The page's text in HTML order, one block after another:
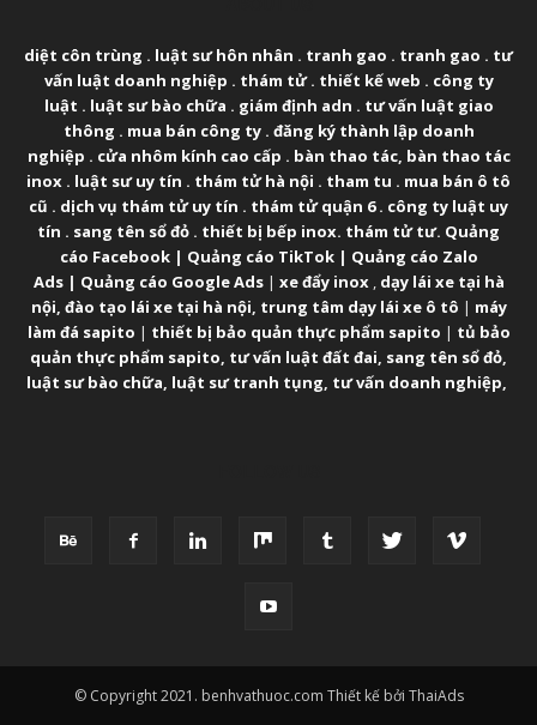
diệt côn trùng . luật sư hôn nhân . tranh gao . tranh gao . tư
vấn luật doanh nghiệp . thám tử. thiết kế web . công ty
luật . luật sư bào chữa . giám định adn . tư vấn luật giao
thông . mua bán công ty. đăng ký thành lập doanh
nghiệp . cửa nhôm kính cao cấp . bàn thao tác, bàn thao tác
inox . luật sư uy tín . thám tử hà nội . tham tu . mua bán ô tô
cũ . dịch vụ thám tử uy tín . thám tử quận 6. công ty luật uy
tín . sang tên sổ đỏ . thiết bị bếp inox. thám tử tư. Quảng
cáo Facebook| Quảng cáo TikTok| Quảng cáo Zalo
Ads| Quảng cáo Google Ads| xe đẩy inox, dạy lái xe tại hà
nội, đào tạo lái xe tại hà nội, trung tâm dạy lái xe ô tô | máy
làm đá sapito | thiết bị bảo quản thực phẩm sapito | tủ bảo
quản thực phẩm sapito, tư vấn luật đất đai, sang tên sổ đỏ,
luật sư bào chữa, luật sư tranh tụng, tư vấn doanh nghiệp,
© Copyright 2021. benhvathuoc.com Thiết kế bởi ThaiAds